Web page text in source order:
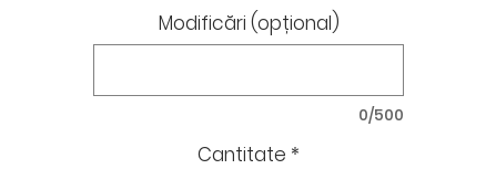
dacă este cazul (de exemplu: o poză cu persoana
după care va fi modelată figurina).
Prețul cuprinde următoarele elemente:
pictat cu magazinele Gucci, Louis Vuitton și Saint
Modificări (opțional)
0/500
Cantitate *